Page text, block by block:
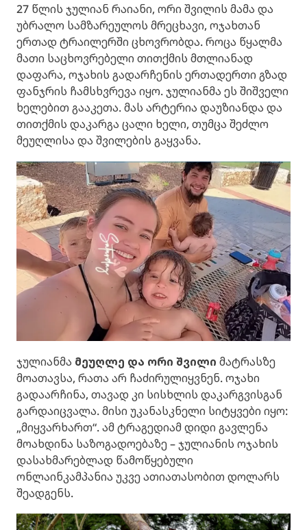
27 წლის ჯულიან რაიანი, ორი შვილის მამა და
უბრალო სამზარეულოს მრეცხავი, ოჯახთან
ერთად ტრაილერში ცხოვრობდა. როცა წყალმა
მათი საცხოვრებელი თითქმის მთლიანად
დაფარა, ოჯახის გადარჩენის ერთადერთი გზად
ფანჯრის ჩამსხვრევა იყო. ჯულიანმა ეს შიშველი
ხელებით გააკეთა. მას არტერია დაუზიანდა და
თითქმის დაკარგა ცალი ხელი, თუმცა შეძლო
მეუღლისა და შვილების გაყვანა.
ჯულიანმა მეუღლე და ორი შვილი მატრასზე
მოათავსა, რათა არ ჩაძირულიყვნენ. ოჯახი
გადაარჩინა, თავად კი სისხლის დაკარგვისგან
გარდაიცვალა. მისი უკანასკნელი სიტყვები იყო:
„მიყვარხართ“. ამ ტრაგედიამ დიდი გავლენა
მოახდინა საზოგადოებაზე – ჯულიანის ოჯახის
დასახმარებლად წამოწყებული
ონლაინკამპანია უკვე ათიათასობით დოლარს
შეადგენს.